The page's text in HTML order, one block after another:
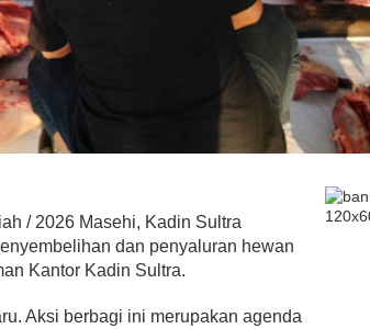
/ 2026 Masehi, Kadin Sultra
dan penyaluran hewan
Kantor Kadin Sultra.
Aksi berbagi ini merupakan agenda